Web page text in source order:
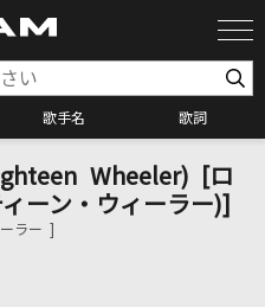
歌手名 歌詞
検索
Wheeler) [ロ
ーン・ウィーラー)]
ラー ]